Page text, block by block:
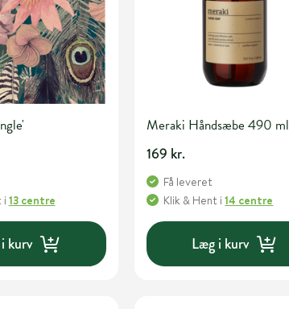
i 13 centre
kurv
Meraki Håndsæbe 490 ml
169 kr.
Få leveret
Klik & Hent i14 centre
Læg i kurv